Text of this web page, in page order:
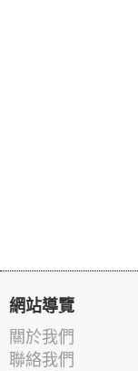
網站導覽
關於我們
聯絡我們